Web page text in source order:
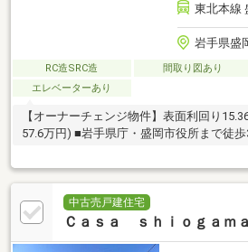
東北本線
岩手県盛
RC造SRC造 間取り図あり
エレベーターあり
【オーナーチェンジ物件】表面利回り
57.6万円) ■岩手県庁・盛岡市役所まで徒歩
中古売戸建住宅
Ｃａｓａ ｓｈｉｏｇａｍａ